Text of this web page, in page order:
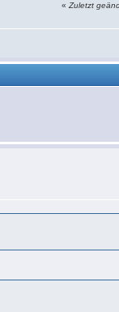
«Zuletzt